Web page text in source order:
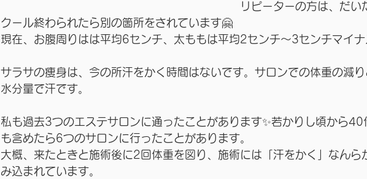
リピーターの方は、だい
クール終わられたら別の箇所をされています🤗
現在、お腹周りはは平均6センチ、太ももは平均2センチ〜3センチマイナ
サラサの痩身は、今の所汗をかく時間はないです。サロンでの体重の減
水分量で汗です。
私も過去3つのエステサロンに通ったことがあります✨若かりし頃から40
も含めたら6つのサロンに行ったことがあります。
大概、来たときと施術後に2回体重を図り、施術には「汗をかく」なんら
み込まれています。